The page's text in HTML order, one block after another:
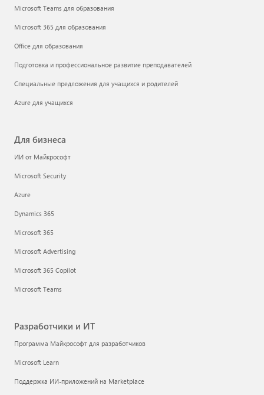
Microsoft Teams для образования
Microsoft 365 для образования
Office для образования
Подготовка и профессиональное развитие преподавателей
Специальные предложения для учащихся и родителей
Azure для учащихся
Для бизнеса
ИИ от Майкрософт
Microsoft Security
Azure
Dynamics 365
Microsoft 365
Microsoft Advertising
Microsoft 365 Copilot
Microsoft Teams
Разработчики и ИТ
Программа Майкрософт для разработчиков
Microsoft Learn
Поддержка ИИ-приложений на Marketplace